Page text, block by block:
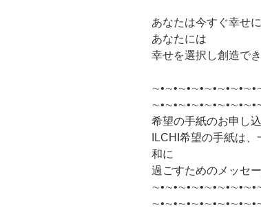
あなたは今すぐ幸せに
あなたには
幸せを選択し創造で
希望の手紙のお申し
ILCHI希望の手紙は
和に
過ごすためのメッセー